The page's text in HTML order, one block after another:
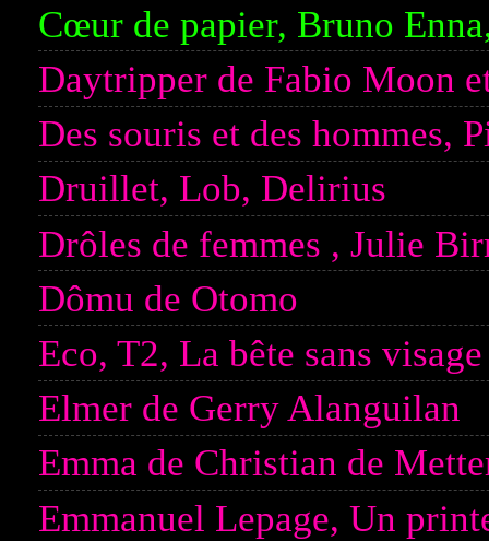
Cœur de papier, Bruno
Daytripper de Fabio Moon
Des souris et des hommes,
Druillet, Lob, Delirius
Drôles de femmes , Julie
Dômu de Otomo
Eco, T2, La bête sans
Elmer de Gerry Alanguilan
Emma de Christian de
Emmanuel Lepage, Un